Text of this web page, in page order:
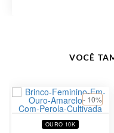
VOCÊ
OURO 10K
- 10%